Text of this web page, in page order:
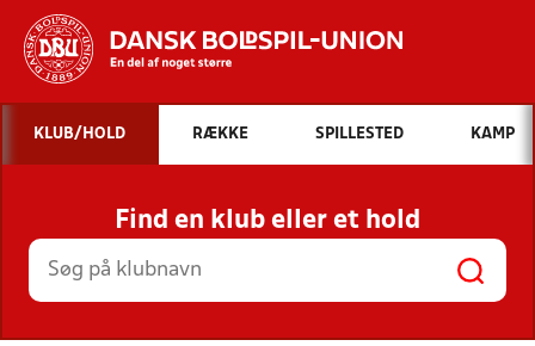
Hvad vil du søge efter?
INDHOLD OG NYHEDER
STILLINGER, RESULTATER, KLUBBER OG
HOLD
KLUB/HOLD RÆKKE SPILLESTED KAMP
Find en klub eller et hold